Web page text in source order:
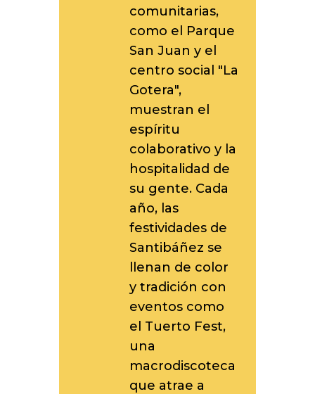
comunitarias,
como el Parque
San Juan y el
centro social "La
Gotera",
muestran el
espíritu
colaborativo y la
hospitalidad de
su gente. Cada
año, las
festividades de
Santibáñez se
llenan de color
y tradición con
eventos como
el Tuerto Fest,
una
macrodiscoteca
que atrae a